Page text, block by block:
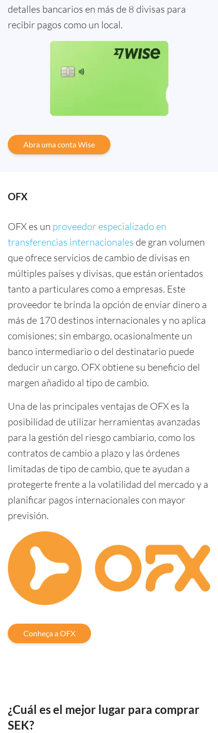
detalles bancarios en más de 8 divisas para
recibir pagos como un local.
Abra uma conta Wise
OFX
OFX es un proveedor especializado en
transferencias internacionales de gran volumen
que ofrece servicios de cambio de divisas en
múltiples países y divisas, que están orientados
tanto a particulares como a empresas. Este
proveedor te brinda la opción de enviar dinero a
más de 170 destinos internacionales y no aplica
comisiones; sin embargo, ocasionalmente un
banco intermediario o del destinatario puede
deducir un cargo. OFX obtiene su beneficio del
margen añadido al tipo de cambio.
Una de las principales ventajas de OFX es la
posibilidad de utilizar herramientas avanzadas
para la gestión del riesgo cambiario, como los
contratos de cambio a plazo y las órdenes
limitadas de tipo de cambio, que te ayudan a
protegerte frente a la volatilidad del mercado y a
planificar pagos internacionales con mayor
previsión.
Conheça a OFX
¿Cuál es el mejor lugar para comprar
SEK?